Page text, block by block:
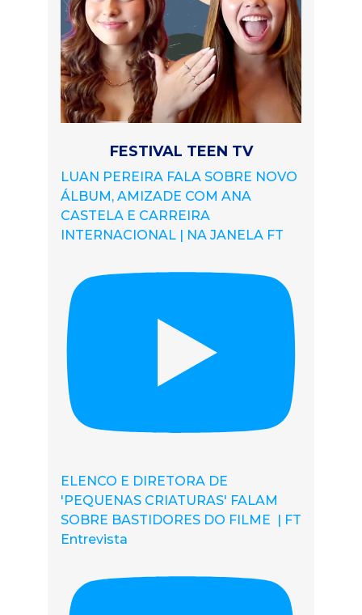
FESTIVAL TEEN TV
LUAN PEREIRA FALA SOBRE NOVO
ÁLBUM, AMIZADE COM ANA
CASTELA E CARREIRA
INTERNACIONAL | NA JANELA FT
ELENCO E DIRETORA DE
'PEQUENAS CRIATURAS' FALAM
SOBRE BASTIDORES DO FILME | FT
Entrevista